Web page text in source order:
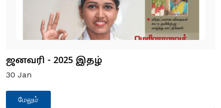
ஜனவரி - 2025 இதழ்
30 Jan
மேலும்